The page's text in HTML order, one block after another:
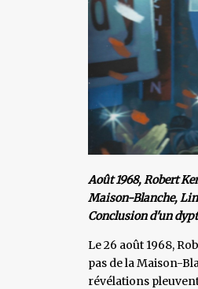
Août 1968, Robert
Maison-Blanche,
Conclusion d'un
Le 26 août 1968,
pas de la Maison-
révélations